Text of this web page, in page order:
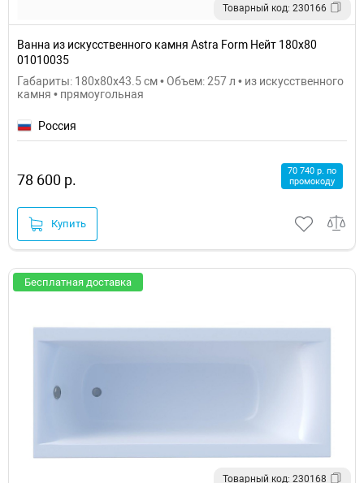
Товарный код: 230166
Ванна из искусственного камня Astra Form Нейт 180х80
01010035
Габариты: 180x80x43.5 см • Объем: 257 л • из искусственного
камня • прямоугольная
Россия
78 600 р.
70 740 р. по
промокоду
Купить
Бесплатная доставка
Товарный код: 230168